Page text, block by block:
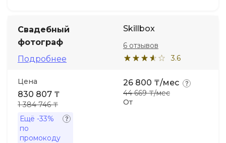
Свадебный
фотограф
Подробнее
Skillbox
3.6
6 отзывов
Цена
830 807 ₸
1 384 746 ₸
Ещё -33%
по
промокоду
От
26 800 ₸/мес
44 669 ₸/мес